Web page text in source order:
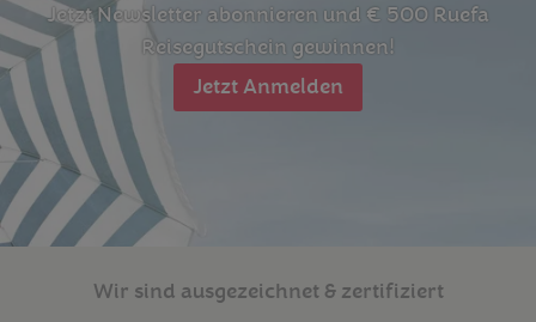
Jetzt Newsletter abonnieren und € 500 Ruefa
Reisegutschein gewinnen!
Jetzt Anmelden
Wir sind ausgezeichnet & zertifiziert